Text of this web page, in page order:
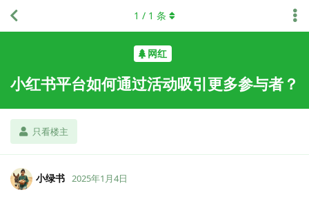
网红
小红书平台如何通过活动吸引更多参与者？
只看楼主
1 / 1 条
小绿书 2025年1月4日